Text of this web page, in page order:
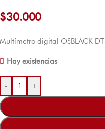
$30.000
Multímetro digital OSBLACK
Hay existencias
- +